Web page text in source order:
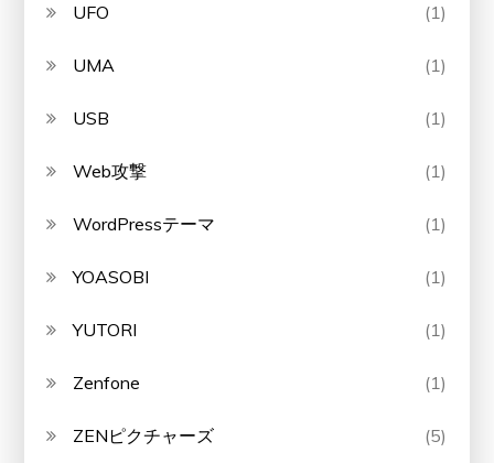
UFO (1)
UMA (1)
USB (1)
Web攻撃 (1)
WordPressテーマ (1)
YOASOBI (1)
YUTORI (1)
Zenfone (1)
ZENピクチャーズ (5)